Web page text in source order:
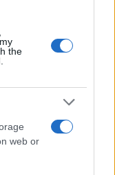
the
web or
cannoni e
chiamato
da
principale, il
militare
Ucraina,
qui, si sa, mi